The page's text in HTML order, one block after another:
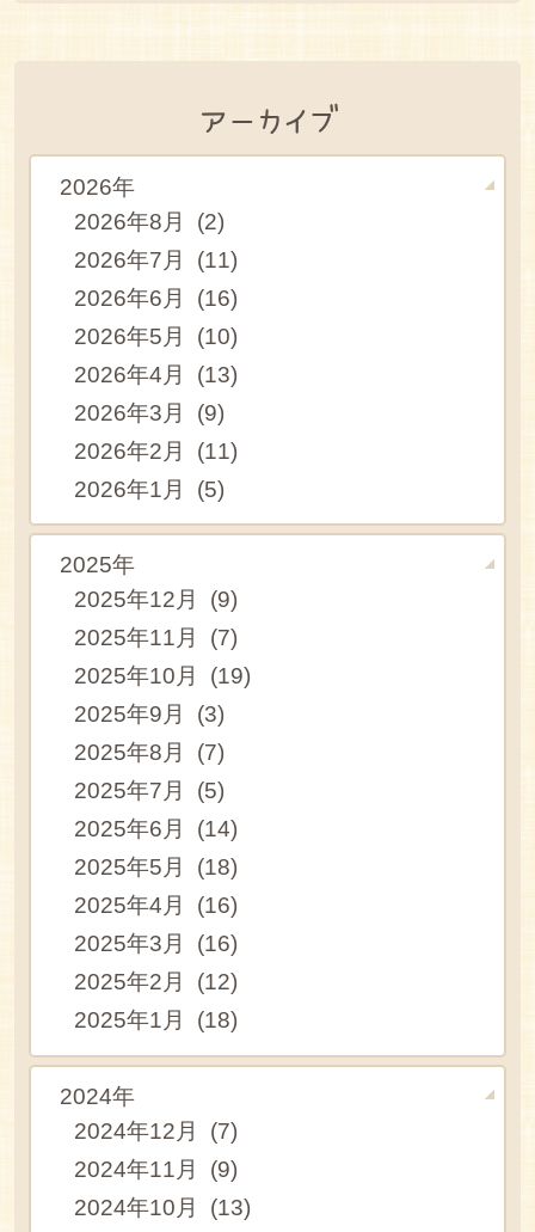
アーカイブ
2026年
2026年8月 (2)
2026年7月 (11)
2026年6月 (16)
2026年5月 (10)
2026年4月 (13)
2026年3月 (9)
2026年2月 (11)
2026年1月 (5)
2025年
2025年12月 (9)
2025年11月 (7)
2025年10月 (19)
2025年9月 (3)
2025年8月 (7)
2025年7月 (5)
2025年6月 (14)
2025年5月 (18)
2025年4月 (16)
2025年3月 (16)
2025年2月 (12)
2025年1月 (18)
2024年
2024年12月 (7)
2024年11月 (9)
2024年10月 (13)